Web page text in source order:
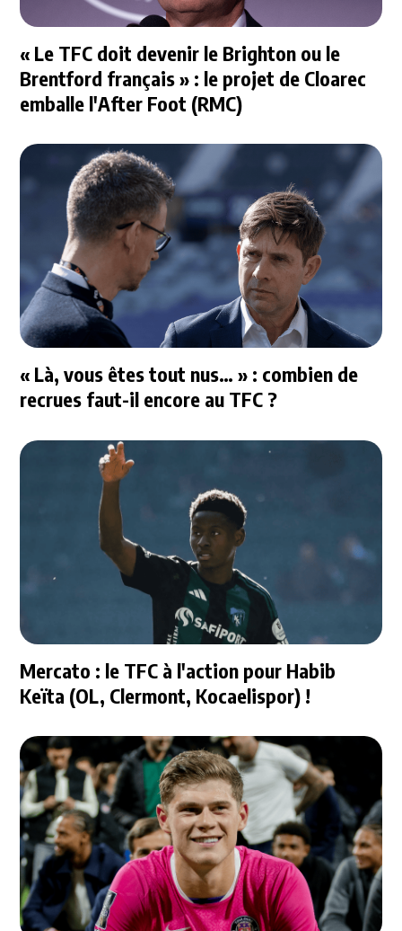
« Le TFC doit devenir le Brighton ou le
Brentford français » : le projet de Cloarec
emballe l'After Foot (RMC)
« Là, vous êtes tout nus… » : combien de
recrues faut-il encore au TFC ?
Mercato : le TFC à l'action pour Habib
Keïta (OL, Clermont, Kocaelispor) !